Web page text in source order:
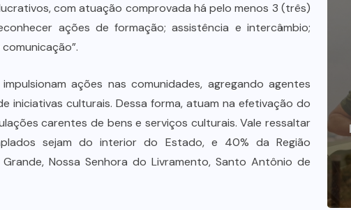
com atuação comprovada há pelo menos 3 (três)
ações de formação; assistência e intercâmbio;
ações nas comunidades, agregando agentes
culturais. Dessa forma, atuam na efetivação do
carentes de bens e serviços culturais. Vale ressaltar
sejam do interior do Estado, e 40% da Região
Nossa Senhora do Livramento, Santo Antônio de
Dia dos Pais impulsiona varejo e
reforça conexão entre pais e filhos
na moda inspirada no agro